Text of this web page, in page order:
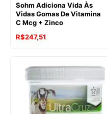
Sohm Adiciona Vida Às
Vidas Gomas De Vitamina
C Mcg + Zinco
R$247,51